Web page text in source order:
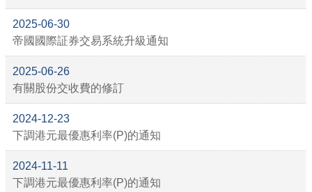
2025-06-30
帝國國際証券交易系統升級通知
2025-06-26
有關股份交收費的修訂
2024-12-23
下調港元最優惠利率(P)的通知
2024-11-11
下調港元最優惠利率(P)的通知